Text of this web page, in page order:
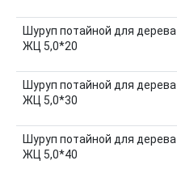
Шуруп потайной для дерева
ЖЦ 5,0*20
Шуруп потайной для дерева
ЖЦ 5,0*30
Шуруп потайной для дерева
ЖЦ 5,0*40